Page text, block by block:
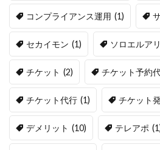
コンプライアンス運用 (1)
セカイモン (1) ソロエルア
チケット (2) チケット予約
チケット代行 (1) チケット発
デメリット (10) テレアポ